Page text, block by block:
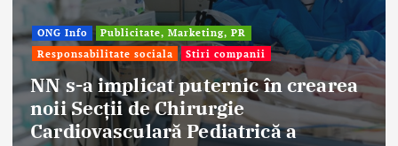
Afaceri & Economie
Publicitate, Marketing, PR
Stiri companii
Eternal Beauty, fondată la Salonta, a
aniversat 30 de ani în industria